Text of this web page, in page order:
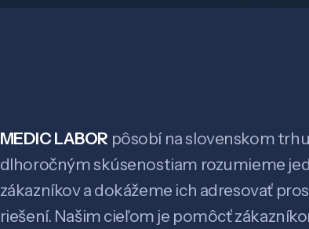
MEDIC LABOR pôsobí na slovenskom
dlhoročným skúsenostiam rozumieme
zákazníkov a dokážeme ich adresovať
riešení. Našim cieľom je pomôcť